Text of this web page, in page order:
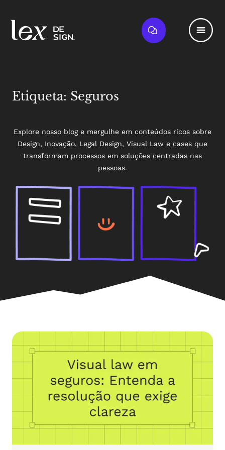
Etiqueta: Seguros
Explore nosso blog e mergulhe em conteúdos ricos sobre
Design, Inovação, Legal Design, Visual Law e cases que
transformam processos em soluções centradas nas
pessoas.